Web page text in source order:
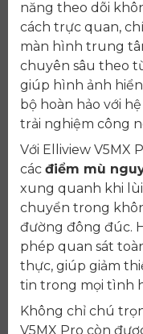
năng theo dõi
cách trực quan,
màn hình trung
chuyên sâu theo
giúp hình ảnh
bộ hoàn hảo với
trải nghiệm công
Với Elliview V5MX
các điểm mù
xung quanh khi lùi
chuyển trong
đường đông đúc.
phép quan sát
thực, giúp giảm
tin trong mọi tình
Không chỉ chú
V5MX Pro còn